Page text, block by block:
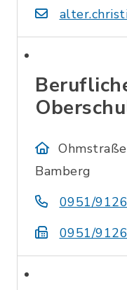
Bamberg
0951/
0951/